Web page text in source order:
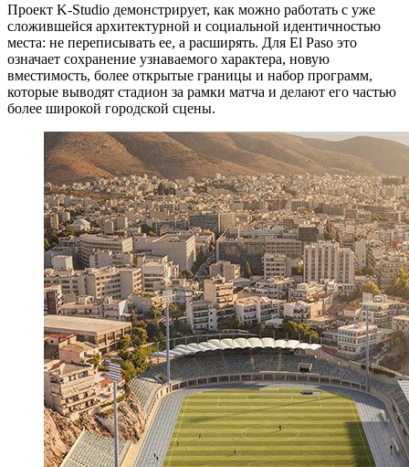
Проект K-Studio демонстрирует, как можно работать с уже
сложившейся архитектурной и социальной идентичностью
места: не переписывать ее, а расширять. Для El Paso это
означает сохранение узнаваемого характера, новую
вместимость, более открытые границы и набор программ,
которые выводят стадион за рамки матча и делают его частью
более широкой городской сцены.